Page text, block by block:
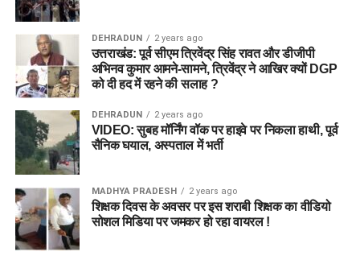
DEHRADUN 2 years ago
उत्तराखंड: पूर्व सीएम त्रिवेंद्र सिंह रावत और डीजीपी
अभिनव कुमार आमने-सामने, त्रिवेंद्र ने आखिर क्यों DGP
को दी हद में रहने की सलाह ?
DEHRADUN 2 years ago
VIDEO: सुबह मॉर्निंग वॉक पर हाइवे पर निकला हाथी, पूर्व
सैनिक घयाल, अस्पताल में भर्ती
MADHYA PRADESH 2 years ago
शिक्षक दिवस के अवसर पर इस शराबी शिक्षक का वीडियो
सोशल मिडिया पर जमकर हो रहा वायरल !